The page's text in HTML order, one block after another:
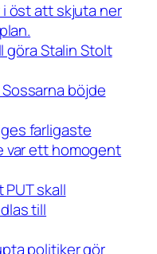
öst att skjuta ner
göra Stalin Stolt
böjde
farligaste
var ett homogent
skall
till
politiker gör